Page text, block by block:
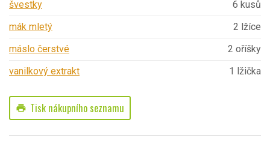
švestky
6 kusů
mák mletý
2 lžíce
máslo čerstvé
2 oříšky
vanilkový extrakt
1 lžička
print Tisk nákupního seznamu